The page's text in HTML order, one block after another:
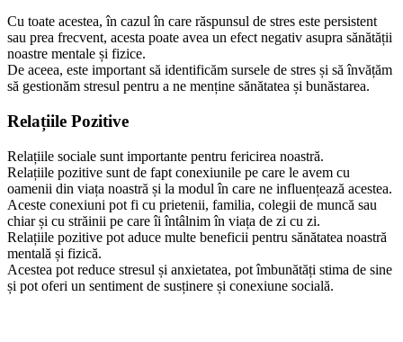
Cu toate acestea, în cazul în care răspunsul de stres este persistent
sau prea frecvent, acesta poate avea un efect negativ asupra sănătății
noastre mentale și fizice.
De aceea, este important să identificăm sursele de stres și să învățăm
să gestionăm stresul pentru a ne menține sănătatea și bunăstarea.
Relațiile Pozitive
Relațiile sociale sunt importante pentru fericirea noastră.
Relațiile pozitive sunt de fapt conexiunile pe care le avem cu
oamenii din viața noastră și la modul în care ne influențează acestea.
Aceste conexiuni pot fi cu prietenii, familia, colegii de muncă sau
chiar și cu străinii pe care îi întâlnim în viața de zi cu zi.
Relațiile pozitive pot aduce multe beneficii pentru sănătatea noastră
mentală și fizică.
Acestea pot reduce stresul și anxietatea, pot îmbunătăți stima de sine
și pot oferi un sentiment de susținere și conexiune socială.